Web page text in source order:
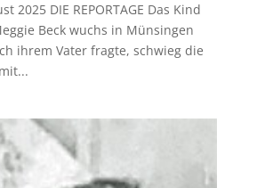
2025 DIE REPORTAGE Das Kind
Beck wuchs in Münsingen
ihrem Vater fragte, schwieg die